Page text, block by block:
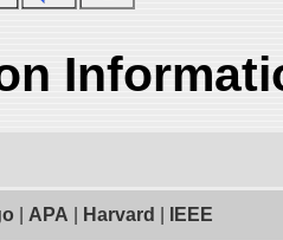
APA Harvard IEEE